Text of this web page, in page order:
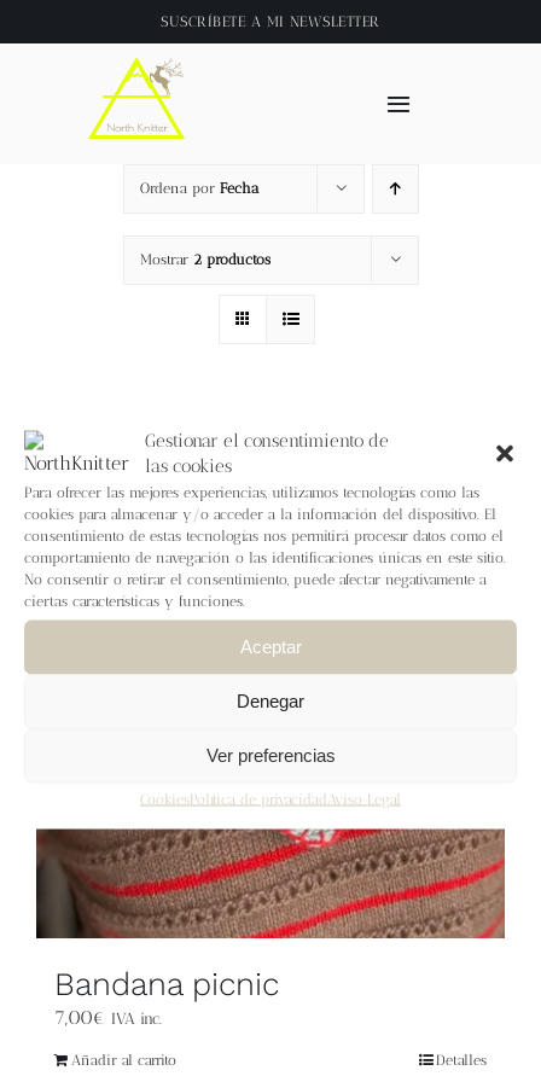
Gestionar el consentimiento de
las cookies
Para ofrecer las mejores experiencias, utilizamos tecnologías como las
cookies para almacenar y/o acceder a la información del dispositivo. El
consentimiento de estas tecnologías nos permitirá procesar datos como el
comportamiento de navegación o las identificaciones únicas en este sitio.
No consentir o retirar el consentimiento, puede afectar negativamente a
ciertas características y funciones.
Aceptar
Denegar
Ver preferencias
CookiesPolítica de privacidad Aviso Legal
al
SUSCRÍBETE A MI NEWSLETTER
Toggle
About
Tienda
Blog
Contacto
Newsletter
Carrito
Mi cuenta
Ordena por Fecha
Mostrar 2 productos
Bandana picnic
7,00€ IVA inc.
Añadir al carrito Detalles